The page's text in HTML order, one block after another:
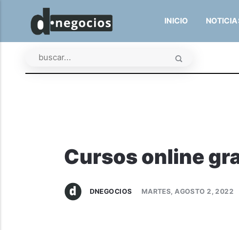
INICIO
Cursos online
DNEGOCIOS MARTES, AGOSTO 2, 2022